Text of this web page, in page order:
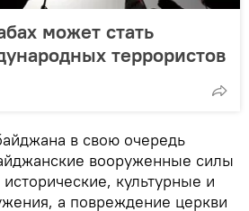
может стать
террористов
в свою очередь
вооруженные силы
культурные и
а повреждение церкви